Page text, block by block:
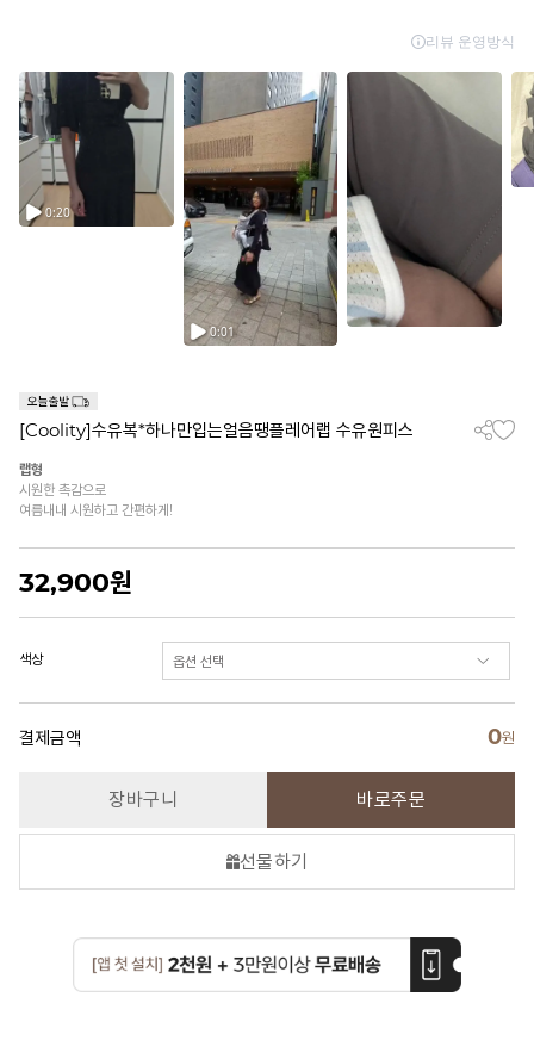
[Coolity]수유복*하나만입는얼음땡플레어랩 수유원피스
랩형
시원한 촉감으로
여름내내 시원하고 간편하게!
32,900원
색상
결제금액 0원
장바구니 바로주문
선물하기